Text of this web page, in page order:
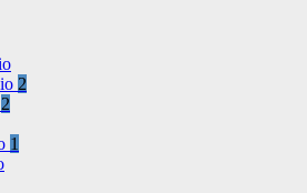
2
2
1